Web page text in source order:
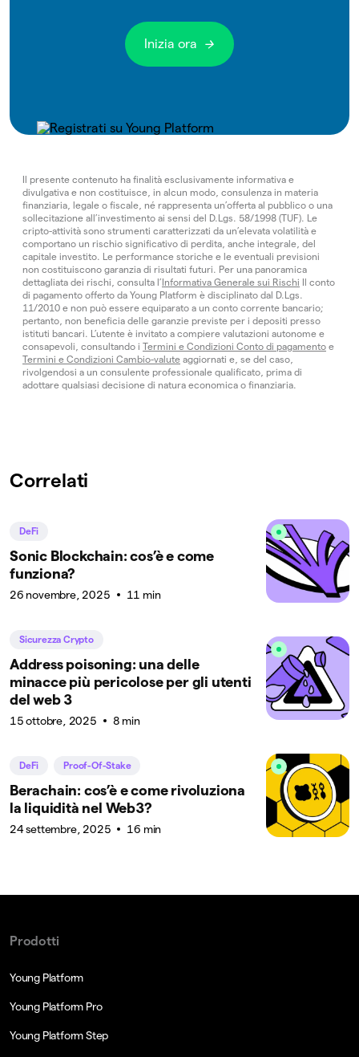
Inizia ora
Il presente contenuto ha finalità esclusivamente informativa e
divulgativa e non costituisce, in alcun modo, consulenza in materia
finanziaria, legale o fiscale, né rappresenta un’offerta al pubblico o una
sollecitazione all’investimento ai sensi del D.Lgs. 58/1998 (TUF). Le
cripto-attività sono strumenti caratterizzati da un’elevata volatilità e
comportano un rischio significativo di perdita, anche integrale, del
capitale investito. Le performance storiche e le eventuali previsioni
non costituiscono garanzia di risultati futuri. Per una panoramica
dettagliata dei rischi, consulta l’ Informativa Generale sui Rischi Il conto
di pagamento offerto da Young Platform è disciplinato dal D.Lgs.
11/2010 e non può essere equiparato a un conto corrente bancario;
pertanto, non beneficia delle garanzie previste per i depositi presso
istituti bancari. L’utente è invitato a compiere valutazioni autonome e
consapevoli, consultando i Termini e Condizioni Conto di pagamento e
Termini e Condizioni Cambio-valute aggiornati e, se del caso,
rivolgendosi a un consulente professionale qualificato, prima di
adottare qualsiasi decisione di natura economica o finanziaria.
Correlati
DeFi
Sonic Blockchain: cos’è e come
funziona?
26 novembre, 2025 11 min
Sicurezza Crypto
Address poisoning: una delle
minacce più pericolose per gli utenti
del web 3
15 ottobre, 2025 8 min
DeFi Proof-Of-Stake
Berachain: cos’è e come rivoluziona
la liquidità nel Web3?
24 settembre, 2025 16 min
Prodotti
Young Platform
Young Platform Pro
Young Platform Step